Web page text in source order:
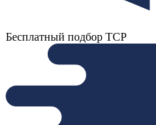
Бесплатный подбор ТСР